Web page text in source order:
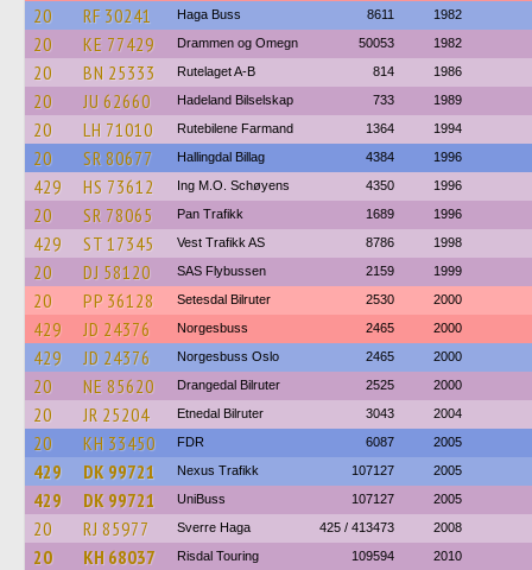
20 RF 30241 Haga Buss 8611 1982
20 KE 77429 Drammen og Omegn 50053 1982
20 BN 25333 Rutelaget A-B 814 1986
20 JU 62660 Hadeland Bilselskap 733 1989
20 LH 71010 Rutebilene Farmand 1364 1994
20 SR 80677 Hallingdal Billag 4384 1996
429 HS 73612 Ing M.O. Schøyens 4350 1996
20 SR 78065 Pan Trafikk 1689 1996
429 ST 17345 Vest Trafikk AS 8786 1998
20 DJ 58120 SAS Flybussen 2159 1999
20 PP 36128 Setesdal Bilruter 2530 2000
429 JD 24376 Norgesbuss 2465 2000
429 JD 24376 Norgesbuss Oslo 2465 2000
20 NE 85620 Drangedal Bilruter 2525 2000
20 JR 25204 Etnedal Bilruter 3043 2004
20 KH 33450 FDR 6087 2005
429 DK 99721 Nexus Trafikk 107127 2005
429 DK 99721 UniBuss 107127 2005
20 RJ 85977 Sverre Haga 425 / 413473 2008
20 KH 68037 Risdal Touring 109594 2010